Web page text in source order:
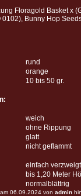
Floragold Basket x
0102), Bunny Hop
rund
orange
10 bis 50 gr.
weich
ohne Rippung
glatt
nicht geflammt
einfach verzweigt
bis 1,20 Meter
normalblättrig
06.09.2024 von admin